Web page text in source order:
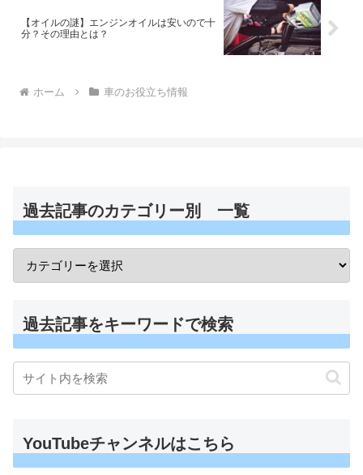
【オイルの謎】エンジンオイルは安いので十
分？その理由とは？
ホーム 車のお役立ち情報
過去記事のカテゴリー別 一覧
過去記事をキーワードで検索
YouTubeチャンネルはこちら